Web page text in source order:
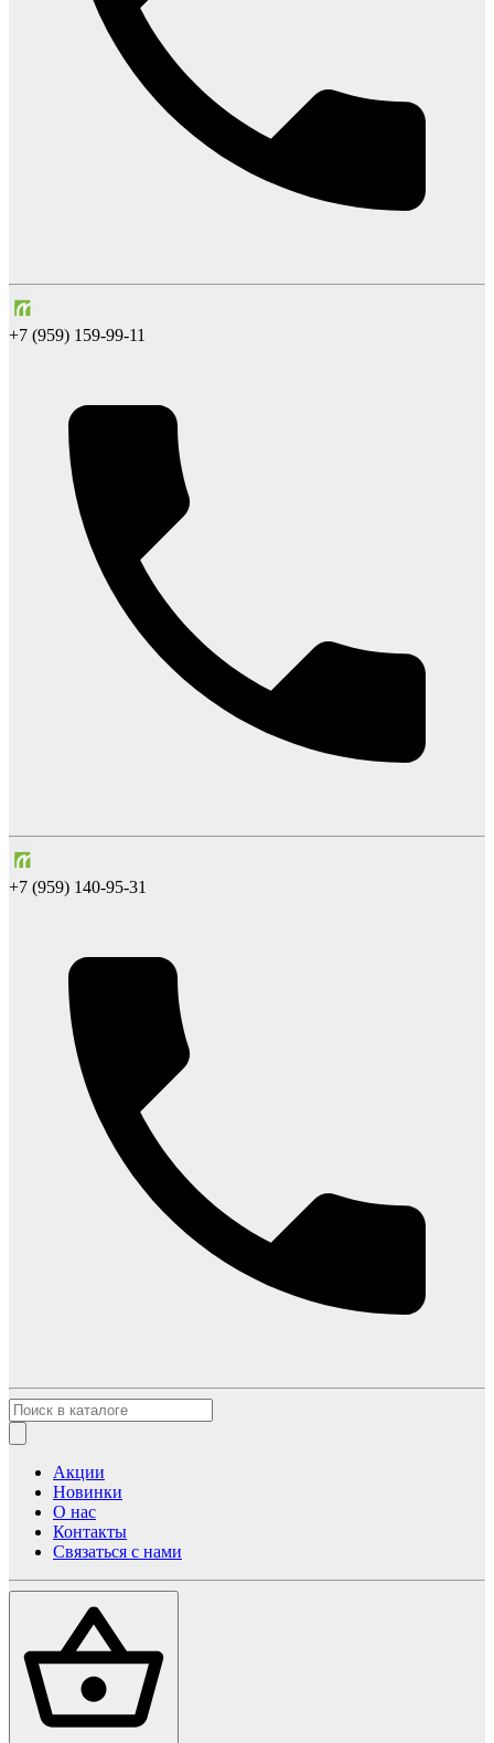
+7 (959) 159-99-11
+7 (959) 140-95-31
Акции
Новинки
О нас
Контакты
Связаться с нами